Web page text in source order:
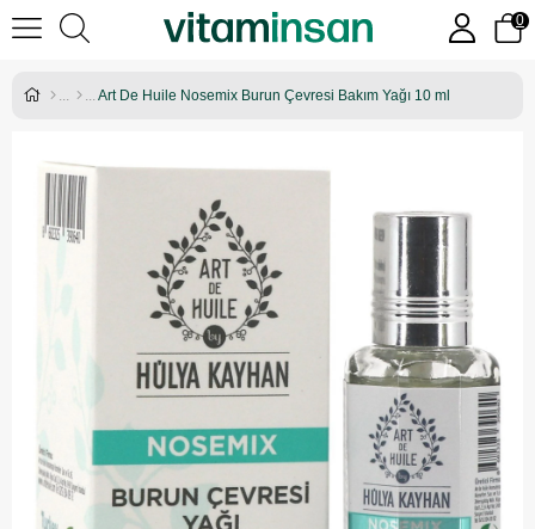
0
Art De Huile Nosemix Burun Çevresi Bakım Yağı 10 ml